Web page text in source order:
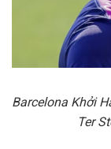
Barcelona Khởi
Ter